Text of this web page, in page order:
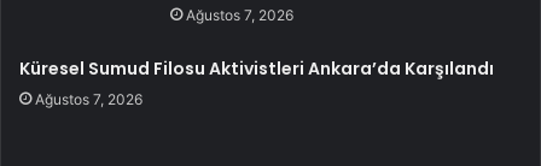
Ağustos 7, 2026
Küresel Sumud Filosu Aktivistleri Ankara’da Karşılandı
Ağustos 7, 2026